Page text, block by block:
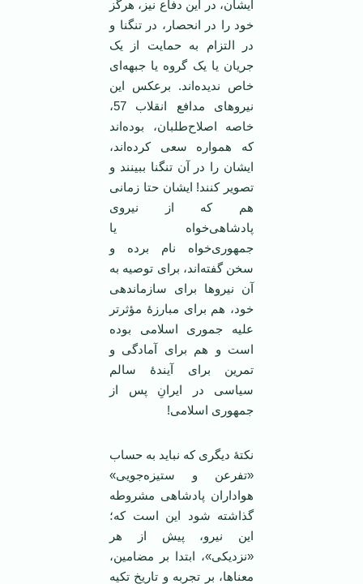
ایشان، در این دفاع نیز، هرگز
خود را در انحصار، در تنگنا و
در التزام به حمایت از یک
جریان یا یک گروه یا جبهه‌ای
خاص ندیده‌اند. برعکس این
نیروهای مدافع انقلاب 57،
خاصه اصلاح‌طلبان، بوده‌اند
که همواره سعی کرده‌اند،
ایشان را در آن تنگنا ببینند و
تصویر کنند! ایشان حتا زمانی
هم که از نیروی
پادشاهی‌خواه یا
جمهوری‌خواه نام برده‌ و
سخن گفته‌اند، برای توصیه به
آن نیروها برای سازماندهی
خود، هم برای مبارزۀ مؤثرتر
علیه جموری اسلامی بوده
است و هم برای آمادگی و
تمرین برای آیندۀ سالم
سیاسی در ایرانِ پس از
جمهوری اسلامی!
نکتۀ دیگری که نباید به حساب
«تفرعن و ستیزه‌جویی»
هواداران پادشاهی مشروطه
گذاشته شود این است که؛
این نیرو، پیش از هر
«نزدیکی»، ابتدا بر مضامین،
معناها، بر تجربه و تاریخ تکیه